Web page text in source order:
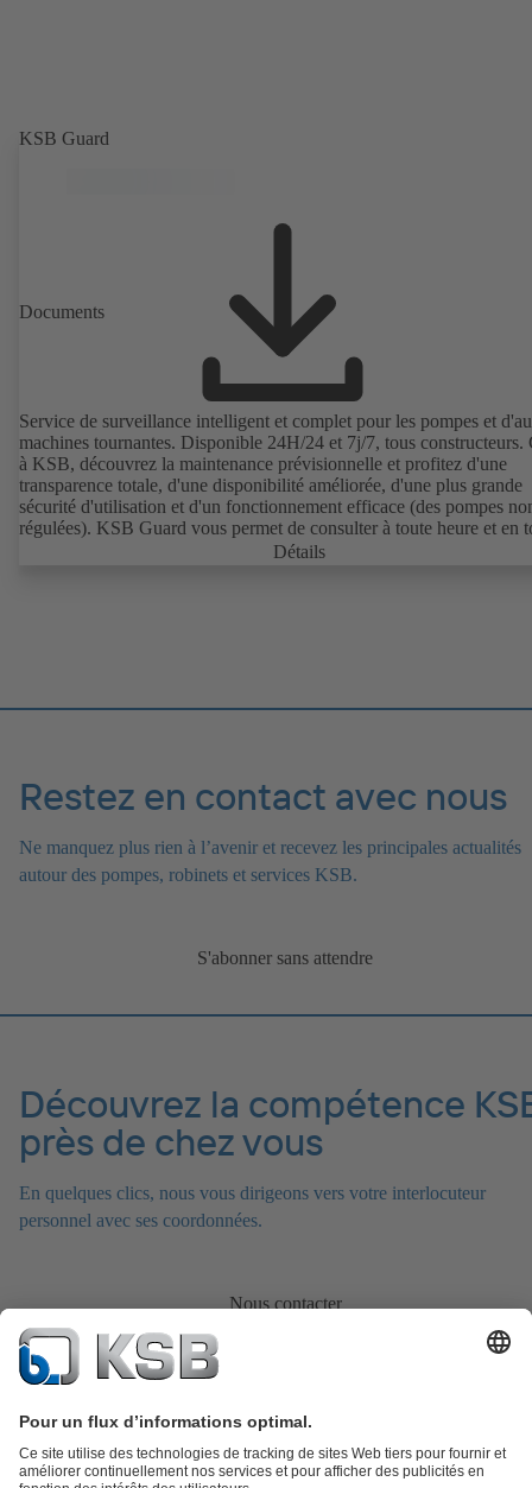
KSB Guard
Documents
Service de surveillance intelligent et complet pour les pompes et
machines tournantes. Disponible 24H/24 et 7j/7, tous constructeurs.
à KSB, découvrez la maintenance prévisionnelle et profitez d'une
transparence totale, d'une disponibilité améliorée, d'une plus grande
sécurité d'utilisation et d'un fonctionnement efficace (des pompes
régulées). KSB Guard vous permet de consulter à toute heure et en
lieu des données de fonctionnement importantes telles que les
Détails
Restez en contact avec nous
Ne manquez plus rien à l’avenir et recevez les principales actualités
autour des pompes, robinets et services KSB.
S'abonner sans attendre
Découvrez la compétence
près de chez vous
En quelques clics, nous vous dirigeons vers votre interlocuteur
personnel avec ses coordonnées.
Nous contacter